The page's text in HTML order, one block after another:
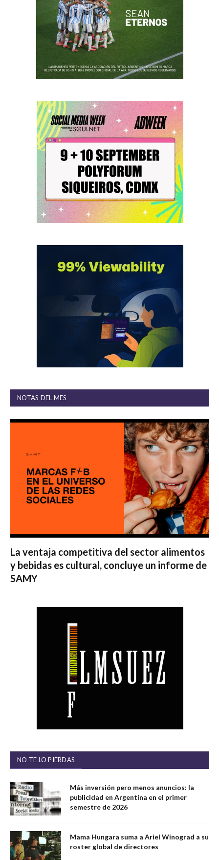
NOTAS DEL MES
La ventaja competitiva del sector alimentos
y bebidas es cultural, concluye un informe de
SAMY
NO TE LO PIERDAS
Más inversión pero menos anuncios: la
publicidad en Argentina en el primer
semestre de 2026
Mama Hungara suma a Ariel Winograd a su
roster global de directores